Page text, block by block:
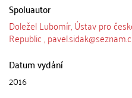
Spoluautor
Doležel Lubomír, Ústav pro
Republic ,
Datum vydání
2016